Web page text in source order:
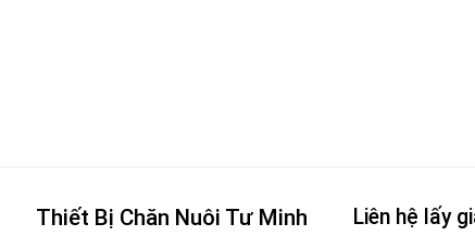
Thiết Bị Chăn Nuôi Tư Minh Liên hệ lấy